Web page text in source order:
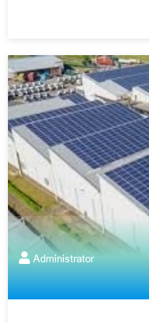
Administrator